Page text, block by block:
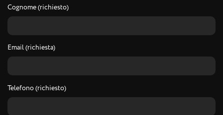
Cognome (richiesto)
Email (richiesta)
Telefono (richiesto)